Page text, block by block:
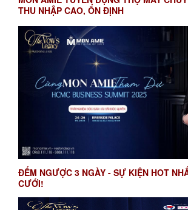
THU NHẬP CAO, ỔN ĐỊNH
ĐẾM NGƯỢC 3 NGÀY - SỰ KIỆN HOT
CƯỚI!